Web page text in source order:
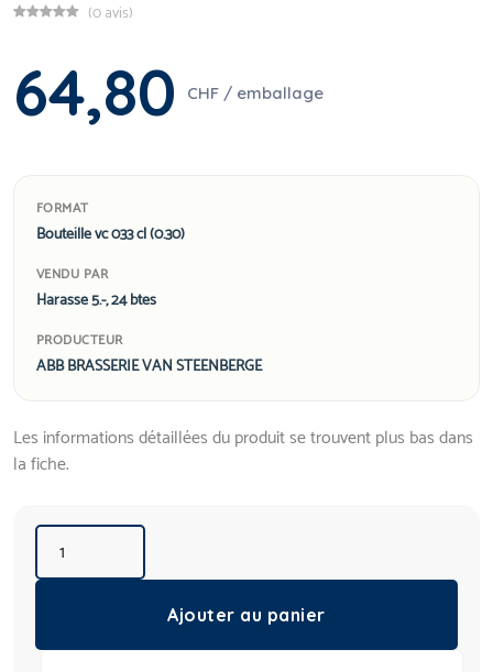
(0 avis)
64,80 CHF / emballage
FORMAT
Bouteille vc 033 cl (0.30)
VENDU PAR
Harasse 5.-, 24 btes
PRODUCTEUR
ABB BRASSERIE VAN STEENBERGE
Les informations détaillées du produit se trouvent plus bas dans
la fiche.
Ajouter au panier